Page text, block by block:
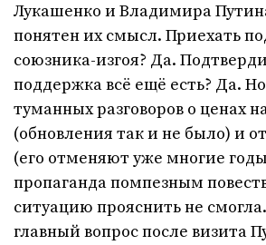
Лукашенко и Владимира
понятен их смысл. Приехать
союзника-изгоя? Да.
поддержка всё ещё есть? Да.
туманных разговоров о ценах
(обновления так и не было) и
(его отменяют уже многие
пропаганда помпезным
ситуацию прояснить не
главный вопрос после визита